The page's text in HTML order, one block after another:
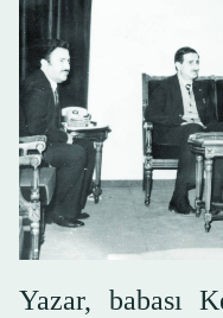
Yazar, babası